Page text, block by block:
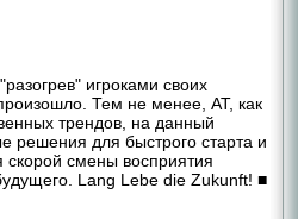
игроками своих
Тем не менее, АТ, как
трендов, на данный
решения для быстрого старта и
смены восприятия
Lang Lebe die Zukunft! ■